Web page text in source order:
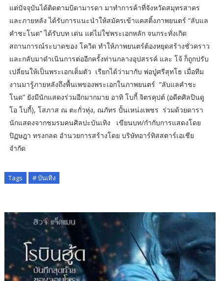
แต่ปัจจุบันได้ติดตามบิดามารดา มาทำการค้าที่จังหวัดสมุทรสาคร
และภายหลัง ได้รับการแนะนำให้สมัครเข้าแคสติ้งภาพยนตร์ “ลับแล
คำชะโนด” ได้รับบท เด่น แต่ไม่ใช่พระเอกหลัก จนกระทั่งเกิด
สถานการณ์ระบาดของ โควิด ทำให้ภาพยนตร์ต้องหยุดสร้างชั่วคราว
และกลับมาดำเนินการต่ออีกครั้งท่านกลางอุปสรรค์ และ โจ้ ก็ถูกปรับ
เปลี่ยนให้เป็นพระเอกเต็มตัว เรียกได้ว่ามากับ พ่อปู่ศรีสุทโธ เมื่อทีม
งานมารู้ภายหลังถึงพื้นเพของพระเอกในภาพยนตร์ “ลับแลคำชะ
โนด” ยังมีนักแสดงร่วมอีกมากมาย อาทิ โบกี้ จิตรคุปต์ (อดีตศิลปินดู
โอ โบกี้), โสภาส ณ ตะกั่วทุ่ง, ณภัทร ปั้นเหน่งเพชร ร่วมด้วยดารา
นักแสดงจากชมรมคนศิลปะบันเทิง เขียนบท/กำกับการแสดงโดย
ปิฏษฎา ทรงกลด อำนวยการสร้างโดย บริษัทอาร์ทิสสตาร์เอเชีย
จำกัด
Tags # บันเทิง